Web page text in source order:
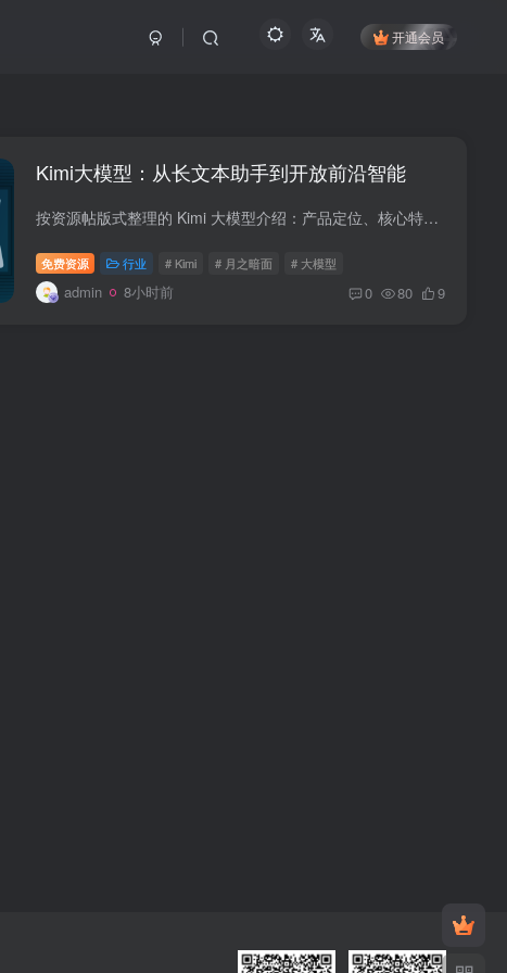
开通会员
Kimi大模型：从长文本助手到开放前沿智能
按资源帖版式整理的 Kimi 大模型介绍：产品定位、核心特性、Kimi K3 和适用场景。
免费资源 行业 # Kimi # 月之暗面 # 大模型
admin 8小时前 0 80 9